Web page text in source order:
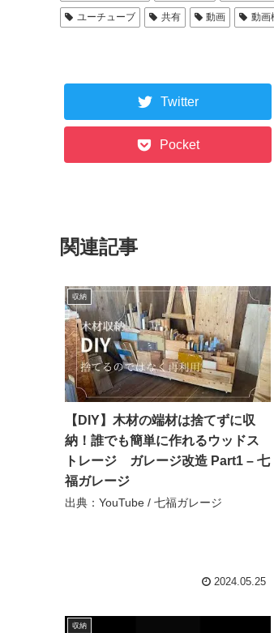
ユーチューブ 共有 動画 動画
Twitter
Pocket
関連記事
収納
【DIY】木材の端材は捨てずに収
納！誰でも簡単に作れるウッドス
トレージ ガレージ改造 Part1 – 七
福ガレージ
出典：YouTube / 七福ガレージ
2024.05.25
収納